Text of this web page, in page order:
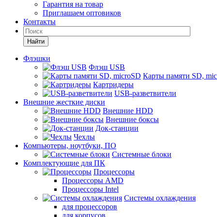
Гарантия на товар
Приглашаем оптовиков
Контакты
Найти
Флэшки
Флэш USB
Карты памяти SD,
Картридеры
USB-разветвители
Внешние жесткие диски
Внешние HDD
Внешние боксы
Док-станции
Чехлы
Компьютеры, ноутбуки, ПО
Системные блоки
Комплектующие для ПК
Процессоры
Процессоры AMD
Процессоры Intel
Системы охлаждения
для процессоров
для корпусов